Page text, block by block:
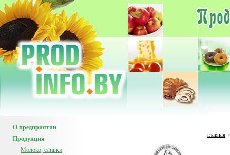
О предприятии
Продукция
Молоко, сливки
главная